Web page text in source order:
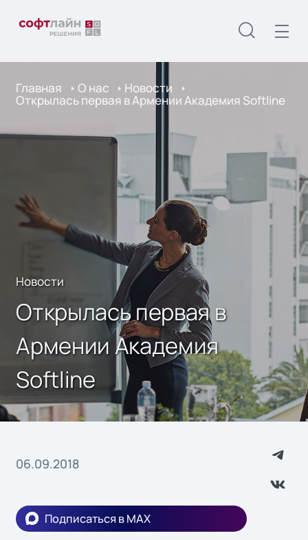
Главная О нас Новости
Открылась первая в Армении Академия Softline
Новости
Открылась первая в
Армении Академия
Softline
06.09.2018
Подписаться в MAX